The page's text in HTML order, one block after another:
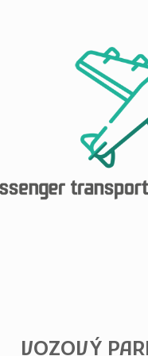
VOZOVÝ